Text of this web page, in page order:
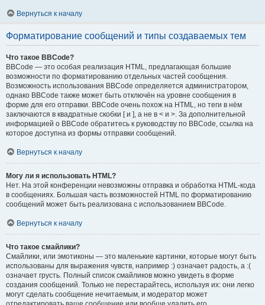
Вернуться к началу
Форматирование сообщений и типы создаваемых тем
Что такое BBCode?
BBCode — это особая реализация HTML, предлагающая большие
возможности по форматированию отдельных частей сообщения.
Возможность использования BBCode определяется администратором,
однако BBCode также может быть отключён на уровне сообщения в
форме для его отправки. BBCode очень похож на HTML, но теги в нём
заключаются в квадратные скобки [ и ], а не в < и >. За дополнительной
информацией о BBCode обратитесь к руководству по BBCode, ссылка на
которое доступна из формы отправки сообщений.
Вернуться к началу
Могу ли я использовать HTML?
Нет. На этой конференции невозможны отправка и обработка HTML-кода
в сообщениях. Большая часть возможностей HTML по форматированию
сообщений может быть реализована с использованием BBCode.
Вернуться к началу
Что такое смайлики?
Смайлики, или эмотиконы — это маленькие картинки, которые могут быть
использованы для выражения чувств, например :) означает радость, а :(
означает грусть. Полный список смайликов можно увидеть в форме
создания сообщений. Только не перестарайтесь, используя их: они легко
могут сделать сообщение нечитаемым, и модератор может